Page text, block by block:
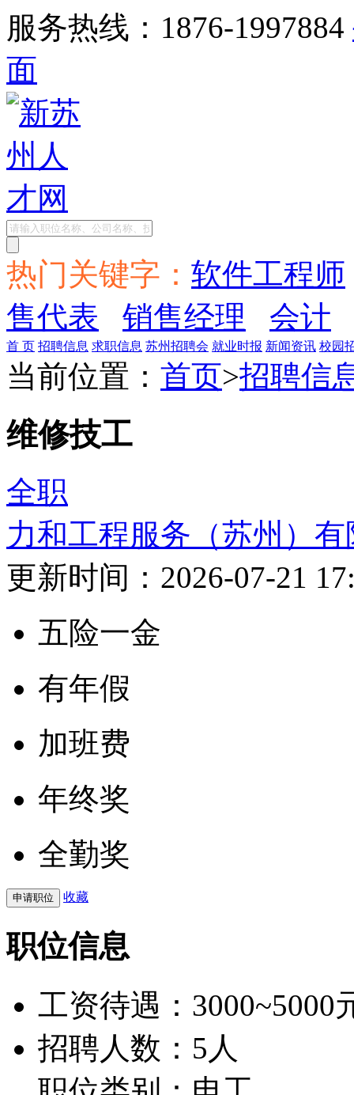
服务热线：1876-1997884
面
热门关键字： 软件工程师
售代表
销售经理 会计
首 页 招聘信息 求职信息 苏州招聘会 就业时报 新闻资讯 校园
当前位置： 首页>招聘信
维修技工
全职
力和工程服务（苏州）
更新时间：2026-07-21
五险一金
有年假
加班费
年终奖
全勤奖
收藏
职位信息
工资待遇： 3000~5000
招聘人数：5人